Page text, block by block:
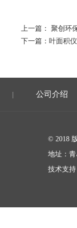
上一篇： 聚创环
下一篇： 叶面积仪
| 公司介绍
© 2018
地址：
技术支